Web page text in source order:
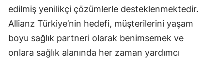
Sinop
Sivas
Tekirdağ
edilmiş yenilikçi çözümlerle desteklenmektedir.
Allianz Türkiye’nin hedefi, müşterilerini yaşam
boyu sağlık partneri olarak benimsemek ve
onlara sağlık alanında her zaman yardımcı